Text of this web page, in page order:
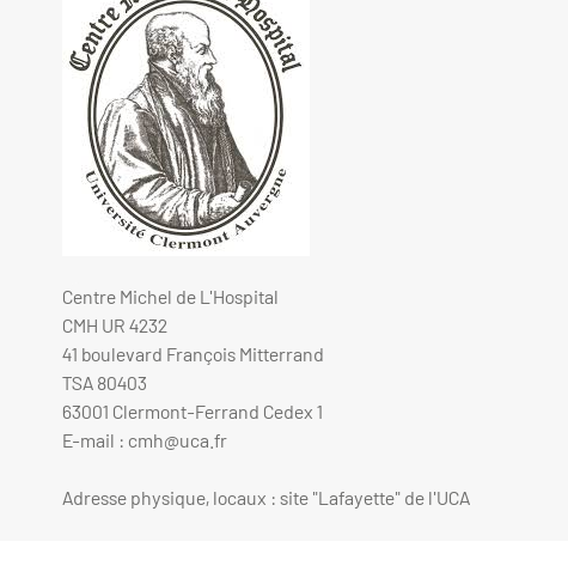
Centre Michel de L'Hospital
CMH UR 4232
41 boulevard François Mitterrand
TSA 80403
63001 Clermont-Ferrand Cedex 1
E-mail : cmh@uca.fr
Adresse physique, locaux : site "Lafayette" de l'UCA